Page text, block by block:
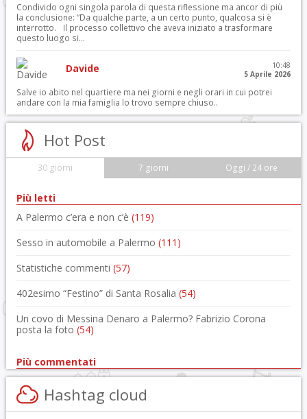
Condivido ogni singola parola di questa riflessione ma ancor di più
la conclusione: “Da qualche parte, a un certo punto, qualcosa si è
interrotto. Il processo collettivo che aveva iniziato a trasformare
questo luogo si...
Davide
10:48
5 Aprile 2026
Salve io abito nel quartiere ma nei giorni e negli orari in cui potrei
andare con la mia famiglia lo trovo sempre chiuso..
Hot Post
30 giorni 7 giorni Oggi / 24 ore
Più letti
A Palermo c’era e non c’è (119)
Sesso in automobile a Palermo (111)
Statistiche commenti (57)
402esimo “Festino” di Santa Rosalia (54)
Un covo di Messina Denaro a Palermo? Fabrizio Corona
posta la foto (54)
Più commentati
Hashtag cloud